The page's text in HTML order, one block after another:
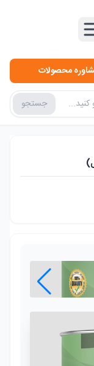
محصولات
جستجو